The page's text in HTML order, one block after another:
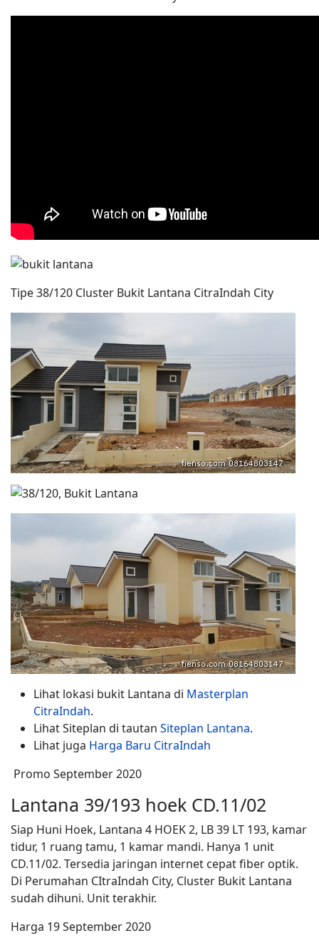
Tipe 38/120 Cluster Bukit Lantana CitraIndah City
Lihat lokasi bukit Lantana di Masterplan
CitraIndah.
Lihat Siteplan di tautan Siteplan Lantana.
Lihat juga Harga Baru CitraIndah
Promo September 2020
Lantana 39/193 hoek CD.11/02
Siap Huni Hoek, Lantana 4 HOEK 2, LB 39 LT 193, kamar
tidur, 1 ruang tamu, 1 kamar mandi. Hanya 1 unit
CD.11/02. Tersedia jaringan internet cepat fiber optik.
Di Perumahan CItraIndah City, Cluster Bukit Lantana
sudah dihuni. Unit terakhir.
Harga 19 September 2020